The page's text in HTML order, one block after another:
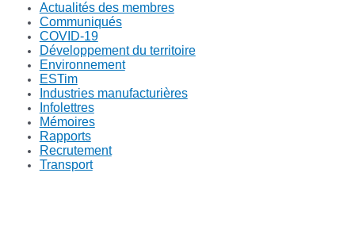
Actualités des membres
Communiqués
COVID-19
Développement du territoire
Environnement
ESTim
Industries manufacturières
Infolettres
Mémoires
Rapports
Recrutement
Transport